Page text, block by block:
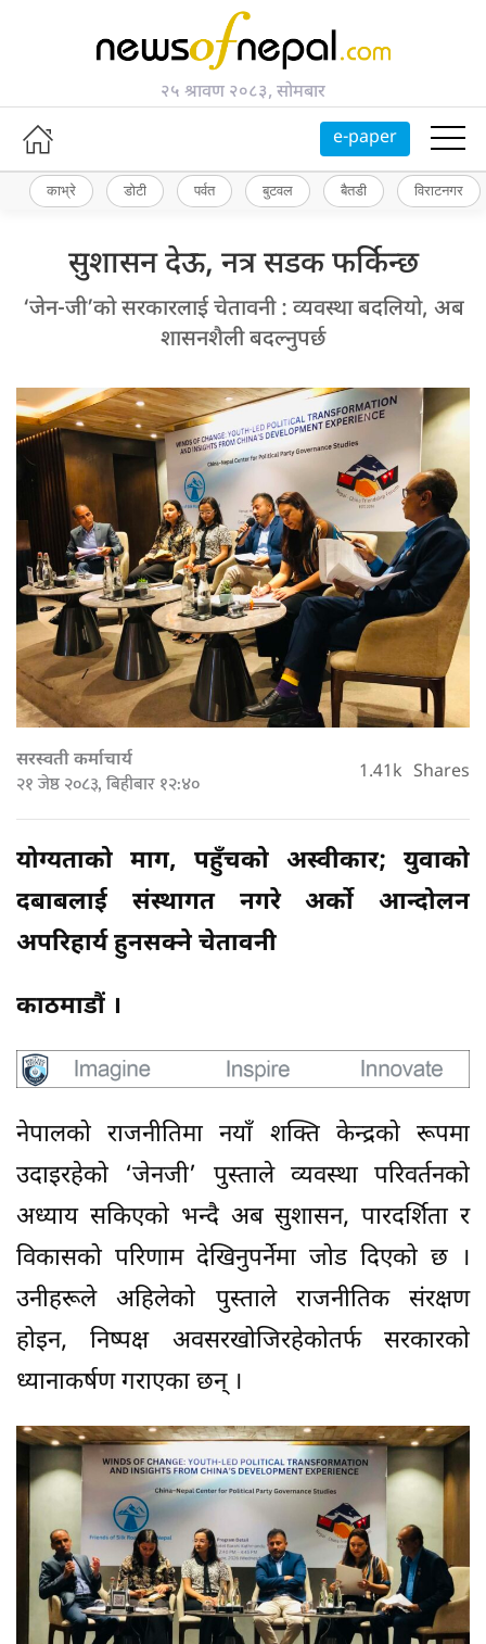
२५ श्रावण २०८३, सोमबार
e-paper
काभ्रे डोटी पर्वत बुटवल बैतडी विराटनगर
सुशासन देऊ, नत्र सडक फर्किन्छ
‘जेन-जी’को सरकारलाई चेतावनी : व्यवस्था बदलियो, अब
शासनशैली बदल्नुपर्छ
सरस्वती कर्माचार्य
२१ जेष्ठ २०८३, बिहीबार १२:४० 1.41k Shares
योग्यताको माग, पहुँचको अस्वीकार; युवाको
दबाबलाई संस्थागत नगरे अर्को आन्दोलन
अपरिहार्य हुनसक्ने चेतावनी
काठमाडौं ।
नेपालको राजनीतिमा नयाँ शक्ति केन्द्रको रूपमा
उदाइरहेको ‘जेनजी’ पुस्ताले व्यवस्था परिवर्तनको
अध्याय सकिएको भन्दै अब सुशासन, पारदर्शिता र
विकासको परिणाम देखिनुपर्नेमा जोड दिएको छ ।
उनीहरूले अहिलेको पुस्ताले राजनीतिक संरक्षण
होइन, निष्पक्ष अवसरखोजिरहेकोतर्फ सरकारको
ध्यानाकर्षण गराएका छन् ।